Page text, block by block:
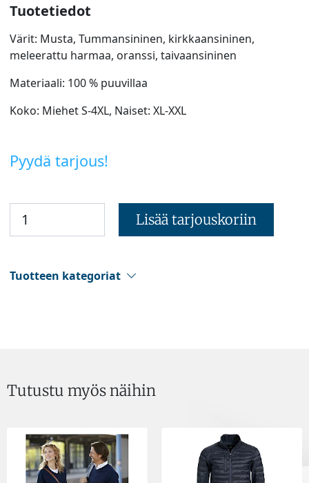
Tuotetiedot
Värit: Musta, Tummansininen, kirkkaansininen,
meleerattu harmaa, oranssi, taivaansininen
Materiaali: 100 % puuvillaa
Koko: Miehet S-4XL, Naiset: XL-XXL
Pyydä tarjous!
Lisää tarjouskoriin
Tuotteen kategoriat
Tutustu myös näihin